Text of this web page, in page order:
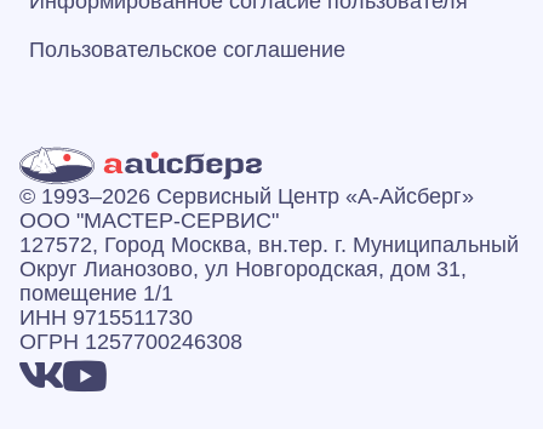
Пользовательское соглашение
© 1993–2026 Сервисный Центр «А‑Айсберг»
ООО "МАСТЕР-СЕРВИС"
127572, Город Москва, вн.тер. г. Муниципальный
Округ Лианозово, ул Новгородская, дом 31,
помещение 1/1
ИНН 9715511730
ОГРН 1257700246308